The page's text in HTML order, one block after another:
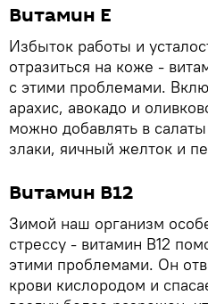
Витамин Е
Избыток работы и
отразиться на коже -
с этими проблемами.
арахис, авокадо и
можно добавлять в
злаки, яичный желток и
Витамин В12
Зимой наш организм
стрессу - витамин В12
этими проблемами. Он
крови кислородом и